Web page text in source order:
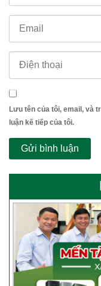
Lưu tên của tôi, email, và
luận kế tiếp của tôi.